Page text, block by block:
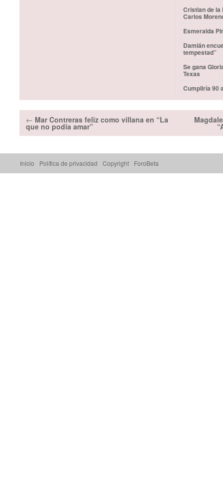
Cristian de la
Carlos
Esmeralda
Damián
tempestad”
Se gana
Texas
Cumpliría 90
← Mar Contreras feliz como villana en “La
que no podía amar”
Inicio Política de privacidad Copyright ForoBeta